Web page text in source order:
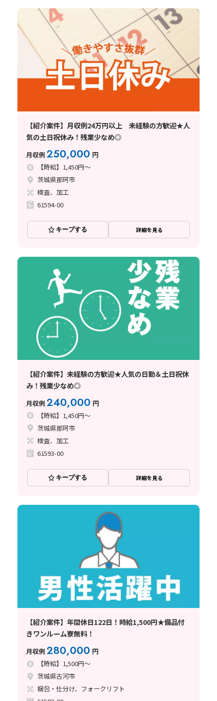
【紹介案件】月収例24万円以上 未経験の方歓迎★人
気の土日祝休み！残業少なめ◎
月収例250,000 円
【時給】1,450円～
茨城県那珂市
検査、加工
61594-00
キープする 詳細を見る
【紹介案件】未経験の方歓迎★人気の日勤＆土日祝休
み！残業少なめ◎
月収例240,000 円
【時給】1,450円～
茨城県那珂市
検査、加工
61593-00
キープする 詳細を見る
【紹介案件】年間休日122日！時給1,500円★備品付
きワンルーム寮無料！
月収例280,000 円
【時給】1,500円～
茨城県古河市
梱包・仕分け、フォークリフト